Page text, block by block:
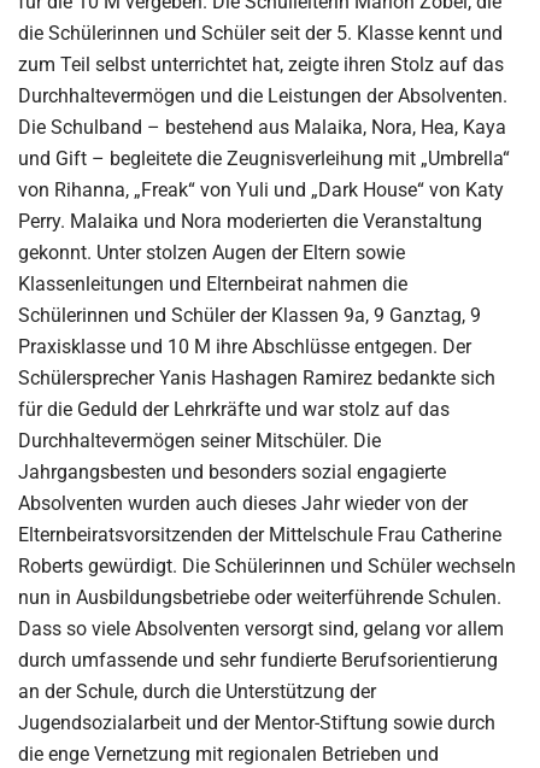
die Schülerinnen und Schüler seit der 5. Klasse kennt und
zum Teil selbst unterrichtet hat, zeigte ihren Stolz auf das
Durchhaltevermögen und die Leistungen der Absolventen.
Die Schulband – bestehend aus Malaika, Nora, Hea, Kaya
und Gift – begleitete die Zeugnisverleihung mit „Umbrella“
von Rihanna, „Freak“ von Yuli und „Dark House“ von Katy
Perry. Malaika und Nora moderierten die Veranstaltung
gekonnt. Unter stolzen Augen der Eltern sowie
Klassenleitungen und Elternbeirat nahmen die
Schülerinnen und Schüler der Klassen 9a, 9 Ganztag, 9
Praxisklasse und 10 M ihre Abschlüsse entgegen. Der
Schülersprecher Yanis Hashagen Ramirez bedankte sich
für die Geduld der Lehrkräfte und war stolz auf das
Durchhaltevermögen seiner Mitschüler. Die
Jahrgangsbesten und besonders sozial engagierte
Absolventen wurden auch dieses Jahr wieder von der
Elternbeiratsvorsitzenden der Mittelschule Frau Catherine
Roberts gewürdigt. Die Schülerinnen und Schüler wechseln
nun in Ausbildungsbetriebe oder weiterführende Schulen.
Dass so viele Absolventen versorgt sind, gelang vor allem
durch umfassende und sehr fundierte Berufsorientierung
an der Schule, durch die Unterstützung der
Jugendsozialarbeit und der Mentor-Stiftung sowie durch
die enge Vernetzung mit regionalen Betrieben und